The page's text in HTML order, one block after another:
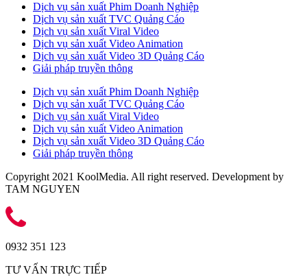
Dịch vụ sản xuất Phim Doanh Nghiệp
Dịch vụ sản xuất TVC Quảng Cáo
Dịch vụ sản xuất Viral Video
Dịch vụ sản xuất Video Animation
Dịch vụ sản xuất Video 3D Quảng Cáo
Giải pháp truyền thông
Dịch vụ sản xuất Phim Doanh Nghiệp
Dịch vụ sản xuất TVC Quảng Cáo
Dịch vụ sản xuất Viral Video
Dịch vụ sản xuất Video Animation
Dịch vụ sản xuất Video 3D Quảng Cáo
Giải pháp truyền thông
Copyright 2021 KoolMedia. All right reserved. Development by
TAM NGUYEN
0932 351 123
TƯ VẤN TRỰC TIẾP